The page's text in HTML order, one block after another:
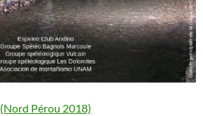
(Nord Pérou 2018)